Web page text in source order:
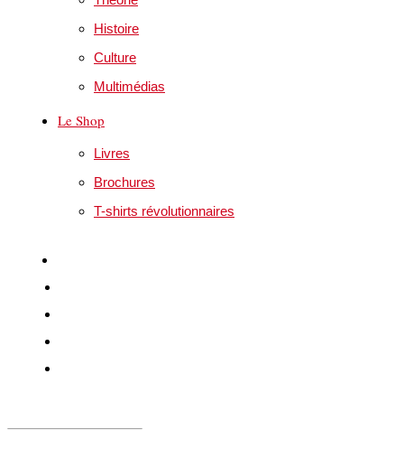
Histoire
Culture
Multimédias
Le Shop
Livres
Brochures
T-shirts révolutionnaires